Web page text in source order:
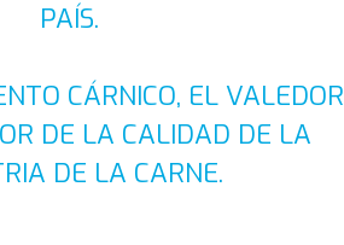
PAÍS.
CÁRNICO, EL VALEDOR
DE LA CALIDAD DE LA
DE LA CARNE.